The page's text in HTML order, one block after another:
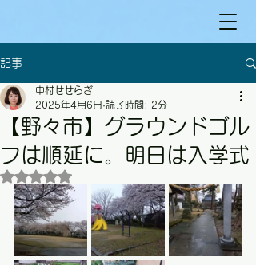
記事
【野々市】グラウンドゴル
フは順延に。明日は入学式
中村せせらぎ
2025年4月6日 読了時間: 2分
5つ星のうちNaNと評価されています。